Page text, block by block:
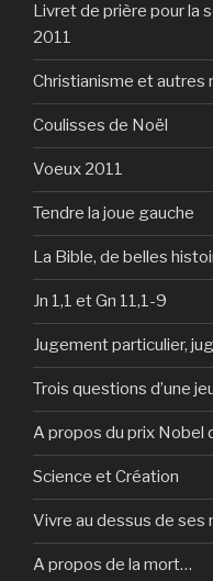
Livret de prière pour la
2011
Christianisme et autres
Coulisses de Noël
Voeux 2011
Tendre la joue gauche
La Bible, de belles
Jn 1,1 et Gn 11,1-9
Jugement particulier,
Trois questions d’une
A propos du prix Nobel
Science et Création
Vivre au dessus de ses
A propos de la mort…